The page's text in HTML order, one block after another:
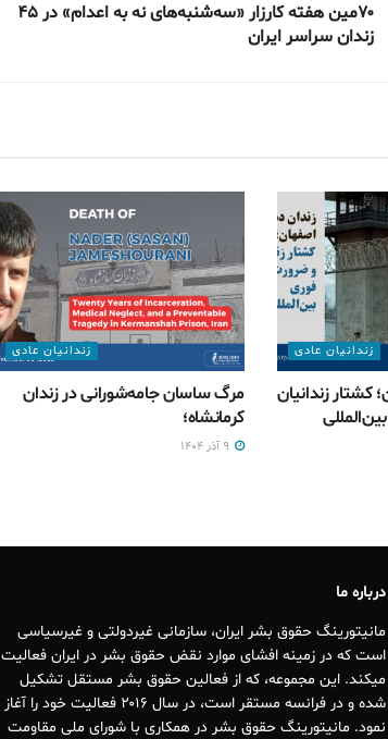
۷۰مین هفته کارزار «سه‌شنبه‌های نه به اعدام» در ۴۵
زندان سراسر ایران
زندانیان عادی
کشتار زندانیان
زندانیان عادی
مرگ ساسان جامه‌شورانی در زندان
کرمانشاه؛
درباره ما
مانیتورینگ حقوق بشر ایران، سازمانی غیردولتی و غیرسیاسی
است که در زمینه افشای موارد نقض حقوق بشر در ایران فعالیت
میکند. این مجموعه، که از فعالین حقوق بشر مستقل تشکیل
شده و در فرانسه مستقر است، در سال ۲۰۱۶ فعالیت خود را آغاز
نمود. مانیتورینگ حقوق بشر در همکاری با شورای ملی مقاومت